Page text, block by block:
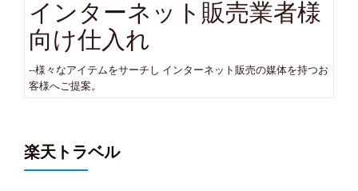
インターネット販売業者様
向け仕入れ
--様々なアイテムをサーチし インターネット販売の媒体を持つお
客様へご提案。
楽天トラベル